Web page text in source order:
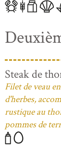
Steak de
Filet de veau
d'herbes,
rustique au
pommes de